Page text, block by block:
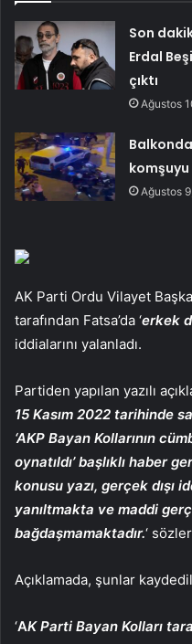
Son
Erdal
çıktı
Ağustos
Ağustos
AK Parti Ordu Vilayet
tarafından Fatsa’da ‘erkek
iddialarını yalanladı.
Partiden yapılan yazılı
15 Kasım 2022 tarihinde
‘AKP Bayan Kollarının
oynatıldı’ başlıklı haber
konusu yazı, gerçek dışı
yanıltmakta ve maddi
bağdaşmamaktadır.‘
Açıklamada, şunlar
‘AK Parti Bayan Kolları